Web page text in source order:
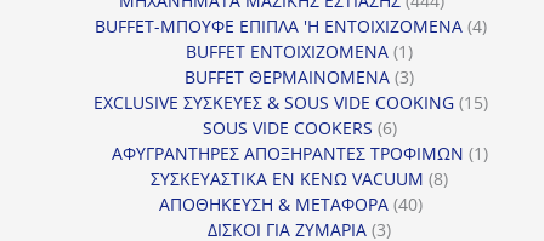
προϊόντα
BUFFET-ΜΠΟΥΦΕ ΕΠΙΠΛΑ 'Η ΕΝΤΟΙΧΙΖΟΜΕΝΑ 44
BUFFET ΕΝΤΟΙΧΙΖΟΜΕΝΑ 11
προϊόν
BUFFET ΘΕΡΜΑΙΝΟΜΕΝΑ 33
προϊόντα
EXCLUSIVE ΣΥΣΚΕΥΕΣ & SOUS VIDE COOKING 1515
SOUS VIDE COOKERS 66
προϊόντα
ΑΦΥΓΡΑΝΤΗΡΕΣ ΑΠΟΞΗΡΑΝΤΕΣ ΤΡΟΦΙΜΩΝ 11
ΣΥΣΚΕΥΑΣΤΙΚΑ ΕΝ ΚΕΝΩ VACUUM 88
ΑΠΟΘΗΚΕΥΣΗ & ΜΕΤΑΦΟΡΑ 4040
ΔΙΣΚΟΙ ΓΙΑ ΖΥΜΑΡΙΑ 33